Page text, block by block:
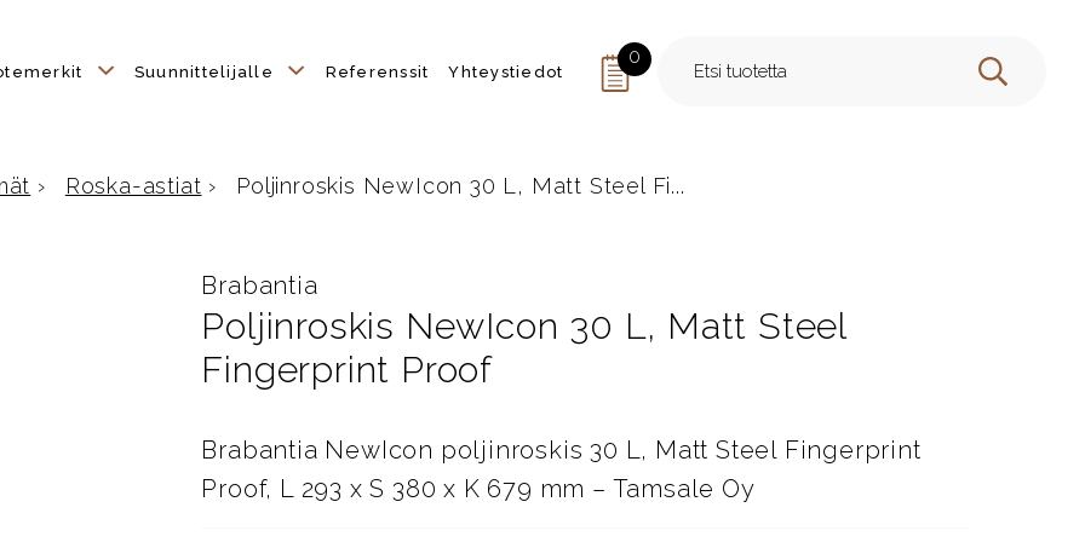
Suunnittelijalle Referenssit Yhteystiedot
0
HAE
› Roska-astiat › Poljinroskis NewIcon 30 L, Matt Steel Fi...
Brabantia
Poljinroskis NewIcon 30 L, Matt Steel
Fingerprint Proof
Brabantia NewIcon poljinroskis 30 L, Matt Steel Fingerprint
Proof, L 293 x S 380 x K 679 mm – Tamsale Oy